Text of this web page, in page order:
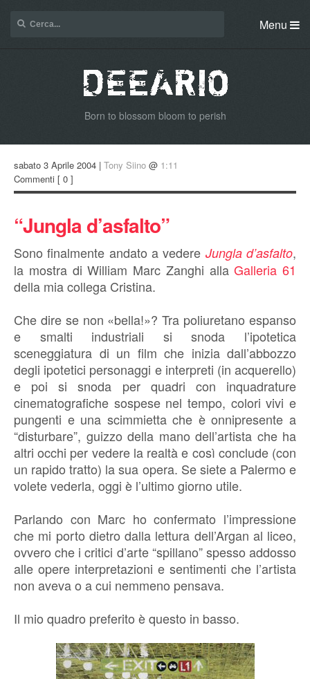
Menu
Born to blossom bloom to perish
sabato 3 Aprile 2004 | Tony Siino @ 1:11
Commenti [ 0 ]
“Jungla d’asfalto”
Sono finalmente andato a vedere Jungla d’asfalto,
la mostra di William Marc Zanghi allaGalleria 61
della mia collega Cristina.
Che dire se non «bella!»? Tra poliuretano espanso
e smalti industriali si snoda l’ipotetica
sceneggiatura di un film che inizia dall’abbozzo
degli ipotetici personaggi e interpreti (in acquerello)
e poi si snoda per quadri con inquadrature
cinematografiche sospese nel tempo, colori vivi e
pungenti e una scimmietta che è onnipresente a
“disturbare”, guizzo della mano dell’artista che ha
altri occhi per vedere la realtà e così conclude (con
un rapido tratto) la sua opera. Se siete a Palermo e
volete vederla, oggi è l’ultimo giorno utile.
Parlando con Marc ho confermato l’impressione
che mi porto dietro dalla lettura dell’Argan al liceo,
ovvero che i critici d’arte “spillano” spesso addosso
alle opere interpretazioni e sentimenti che l’artista
non aveva o a cui nemmeno pensava.
Il mio quadro preferito è questo in basso.